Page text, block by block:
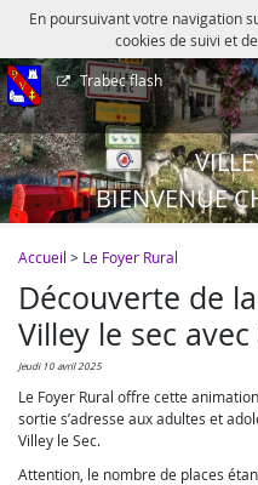
En poursuivant votre navigation
cookies de suivi et
Trabec flash
BIENVENUE
Accueil > Le Foyer Rural
Découverte de
Villey le sec
jeudi 10 avril 2025
Le Foyer Rural offre cette
sortie s’adresse aux adultes et
Villey le Sec.
Attention, le nombre de places